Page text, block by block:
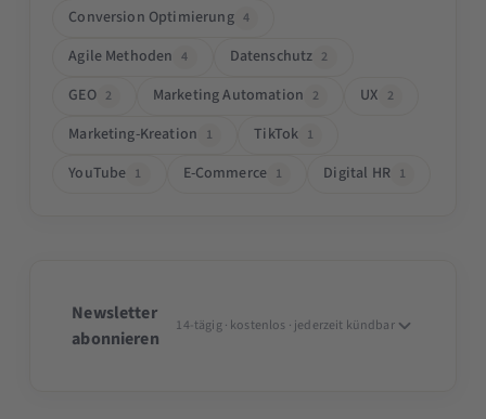
Conversion Optimierung 4
Agile Methoden 4 Datenschutz 2
GEO 2 Marketing Automation 2 UX 2
Marketing-Kreation 1 TikTok 1
YouTube 1 E-Commerce 1 Digital HR 1
Newsletter
abonnieren
14-tägig · kostenlos · jederzeit kündbar